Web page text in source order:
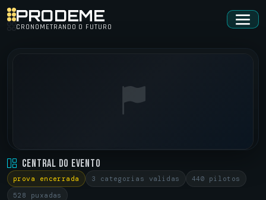
PRODEME
CRONOMETRANDO O FUTURO
MOBIL SUPERMOTO • VIRTUAL
SOROCABA / SP • 19/10/2025
Central do Evento
prova encerrada 3 categorias validas
440 pilotos
528 puxadas